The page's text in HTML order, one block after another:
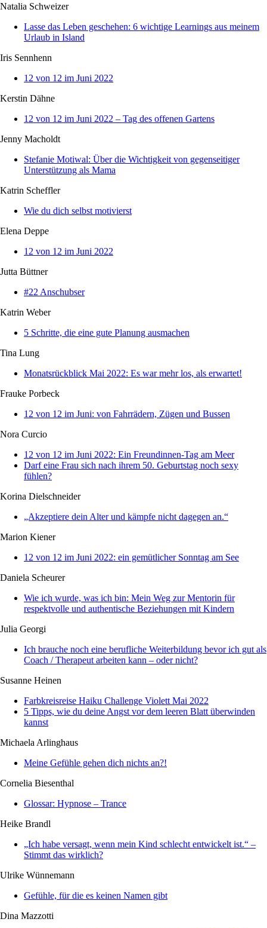
Natalia Schweizer
Lasse das Leben geschehen: 6 wichtige Learnings aus meinem
Urlaub in Island
Iris Sennhenn
12 von 12 im Juni 2022
Kerstin Dähne
12 von 12 im Juni 2022 – Tag des offenen Gartens
Jenny Macholdt
Stefanie Motiwal: Über die Wichtigkeit von gegenseitiger
Unterstützung als Mama
Katrin Scheffler
Wie du dich selbst motivierst
Elena Deppe
12 von 12 im Juni 2022
Jutta Büttner
#22 Anschubser
Katrin Weber
5 Schritte, die eine gute Planung ausmachen
Tina Lung
Monatsrückblick Mai 2022: Es war mehr los, als erwartet!
Frauke Porbeck
12 von 12 im Juni: von Fahrrädern, Zügen und Bussen
Nora Curcio
12 von 12 im Juni 2022: Ein Freundinnen-Tag am Meer
Darf eine Frau sich nach ihrem 50. Geburtstag noch sexy
fühlen?
Korina Dielschneider
„Akzeptiere dein Alter und kämpfe nicht dagegen an.“
Marion Kiener
12 von 12 im Juni 2022: ein gemütlicher Sonntag am See
Daniela Scheurer
Wie ich wurde, was ich bin: Mein Weg zur Mentorin für
respektvolle und authentische Beziehungen mit Kindern
Julia Georgi
Ich brauche noch eine berufliche Weiterbildung bevor ich gut als
Coach / Therapeut arbeiten kann – oder nicht?
Susanne Heinen
Farbkreisreise Haiku Challenge Violett Mai 2022
5 Tipps, wie du deine Angst vor dem leeren Blatt überwinden
kannst
Michaela Arlinghaus
Meine Gefühle gehen dich nichts an?!
Cornelia Biesenthal
Glossar: Hypnose – Trance
Heike Brandl
„Ich habe versagt, wenn mein Kind schlecht entwickelt ist.“ –
Stimmt das wirklich?
Ulrike Wünnemann
Gefühle, für die es keinen Namen gibt
Dina Mazzotti